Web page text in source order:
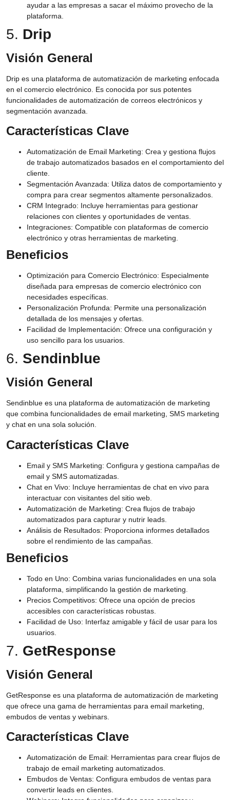
ayudar a las empresas a sacar el máximo provecho de la
plataforma.
5. Drip
Visión General
Drip es una plataforma de automatización de marketing enfocada
en el comercio electrónico. Es conocida por sus potentes
funcionalidades de automatización de correos electrónicos y
segmentación avanzada.
Características Clave
Automatización de Email Marketing: Crea y gestiona flujos
de trabajo automatizados basados en el comportamiento del
cliente.
Segmentación Avanzada: Utiliza datos de comportamiento y
compra para crear segmentos altamente personalizados.
CRM Integrado: Incluye herramientas para gestionar
relaciones con clientes y oportunidades de ventas.
Integraciones: Compatible con plataformas de comercio
electrónico y otras herramientas de marketing.
Beneficios
Optimización para Comercio Electrónico: Especialmente
diseñada para empresas de comercio electrónico con
necesidades específicas.
Personalización Profunda: Permite una personalización
detallada de los mensajes y ofertas.
Facilidad de Implementación: Ofrece una configuración y
uso sencillo para los usuarios.
6. Sendinblue
Visión General
Sendinblue es una plataforma de automatización de marketing
que combina funcionalidades de email marketing, SMS marketing
y chat en una sola solución.
Características Clave
Email y SMS Marketing: Configura y gestiona campañas de
email y SMS automatizadas.
Chat en Vivo: Incluye herramientas de chat en vivo para
interactuar con visitantes del sitio web.
Automatización de Marketing: Crea flujos de trabajo
automatizados para capturar y nutrir leads.
Análisis de Resultados: Proporciona informes detallados
sobre el rendimiento de las campañas.
Beneficios
Todo en Uno: Combina varias funcionalidades en una sola
plataforma, simplificando la gestión de marketing.
Precios Competitivos: Ofrece una opción de precios
accesibles con características robustas.
Facilidad de Uso: Interfaz amigable y fácil de usar para los
usuarios.
7. GetResponse
Visión General
GetResponse es una plataforma de automatización de marketing
que ofrece una gama de herramientas para email marketing,
embudos de ventas y webinars.
Características Clave
Automatización de Email: Herramientas para crear flujos de
trabajo de email marketing automatizados.
Embudos de Ventas: Configura embudos de ventas para
convertir leads en clientes.